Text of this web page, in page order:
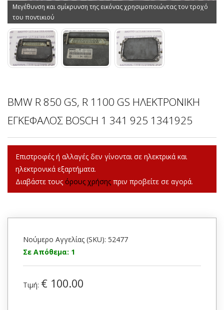
Μεγέθυνση και σμίκρυνση της εικόνας χρησιμοποιώντας τον τροχό
του ποντικιού
BMW R 850 GS, R 1100 GS ΗΛΕΚΤΡΟΝΙΚΗ
ΕΓΚΕΦΑΛΟΣ BOSCH 1 341 925 1341925
Επιστροφές ή αλλαγές δεν γίνονται σε ηλεκτρικά και
ηλεκτρονικά εξαρτήματα.
Διαβάστε τους όρους χρήσης πριν προβείτε σε αγορά.
Νούμερο Αγγελίας (SKU): 52477
Σε Απόθεμα: 1
Τιμή: € 100.00